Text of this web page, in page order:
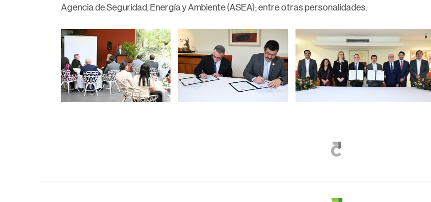
Agencia de Seguridad, Energía y Ambiente (ASEA); entre otras personalidades.